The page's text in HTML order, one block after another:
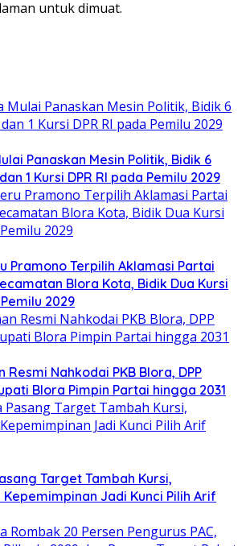
untuk dimuat.
Panaskan Mesin Politik, Bidik 6
1 Kursi DPR RI pada Pemilu 2029
Pramono Terpilih Aklamasi Partai
Blora Kota, Bidik Dua Kursi
2029
Resmi Nahkodai PKB Blora, DPP
Blora Pimpin Partai hingga 2031
Target Tambah Kursi,
Jadi Kunci Pilih Arif